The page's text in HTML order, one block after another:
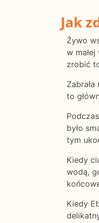
Jak
Żywo
w
zrobić
to
było
tym
Kiedy
wodą,
Kiedy